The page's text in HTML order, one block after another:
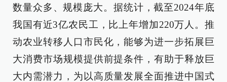
数量众多、规模庞大。据统计，截至2024年底
我国有近3亿农民工，比上年增加220万人。推
动农业转移人口市民化，能够为进一步拓展巨
大消费市场规模提供前提条件，有助于释放巨
大内需潜力，为以高质量发展全面推进中国式